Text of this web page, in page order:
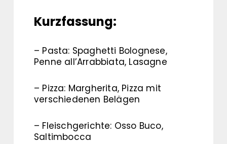
Kurzfassung:
– Pasta: Spaghetti Bolognese,
Penne all’Arrabbiata, Lasagne
– Pizza: Margherita, Pizza mit
verschiedenen Belägen
– Fleischgerichte: Osso Buco,
Saltimbocca